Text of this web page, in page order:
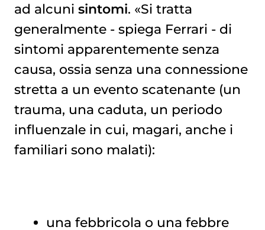
ad alcuni sintomi. «Si tratta
generalmente - spiega Ferrari - di
sintomi apparentemente senza
causa, ossia senza una connessione
stretta a un evento scatenante (un
trauma, una caduta, un periodo
influenzale in cui, magari, anche i
familiari sono malati):
una febbricola o una febbre